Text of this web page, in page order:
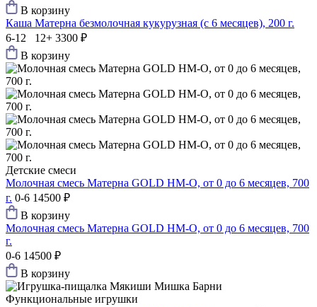
В корзину
Каша Матерна безмолочная кукурузная (с 6 месяцев), 200 г.
6-12 12+ 3300 ₽
В корзину
Детские смеси
Молочная смесь Матерна GOLD HM-O, от 0 до 6 месяцев, 700
г. 0-6 14500 ₽
В корзину
Молочная смесь Матерна GOLD HM-O, от 0 до 6 месяцев, 700
г.
0-6 14500 ₽
В корзину
Функциональные игрушки